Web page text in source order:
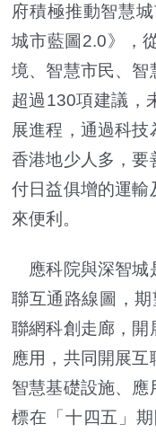
府積極推動智慧
城市藍圖2.0》，
境、智慧市民、智
超過130項建議，
展進程，通過科技
香港地少人多，要
付日益俱增的運輸
來便利。
應科院與深智城
聯互通路線圖，
聯網科創走廊，開
應用，共同開展互
智慧基礎設施、應
標在「十四五」